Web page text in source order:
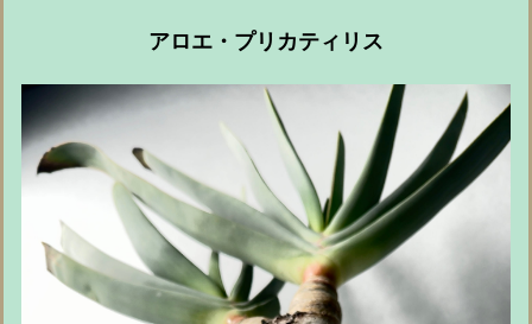
アロエ・プリカティリス